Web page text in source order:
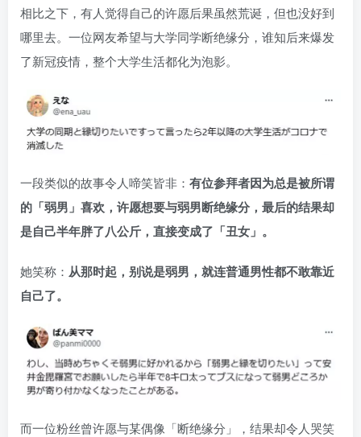
相比之下，有人觉得自己的许愿后果虽然荒诞，但也没好到
哪里去。一位网友希望与大学同学断绝缘分，谁知后来爆发
了新冠疫情，整个大学生活都化为泡影。
一段类似的故事令人啼笑皆非： 有位参拜者因为总是被所谓
的「弱男」喜欢，许愿想要与弱男断绝缘分，最后的结果却
是自己半年胖了八公斤，直接变成了「丑女」。
她笑称： 从那时起，别说是弱男，就连普通男性都不敢靠近
自己了。
而一位粉丝曾许愿与某偶像「断绝缘分」，结果却令人哭笑